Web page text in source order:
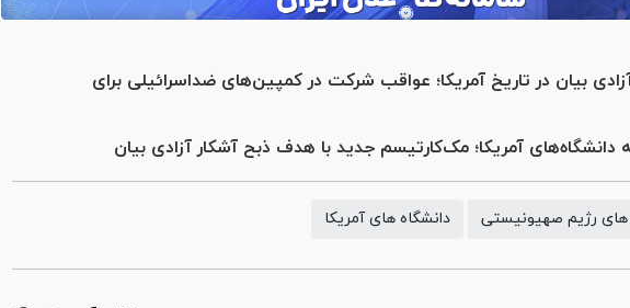
بیان در تاریخ آمریکا؛ عواقب شرکت در کمپین‌های ضداسرائیلی برای
آمریکا؛ مک‌کارتیسم جدید با هدف ذبح آشکار آزادی بیان
رژیم صهیونیستی دانشگاه های آمریکا